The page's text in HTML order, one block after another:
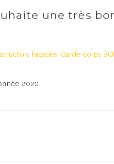
une très
Façades Garde-corps
2020